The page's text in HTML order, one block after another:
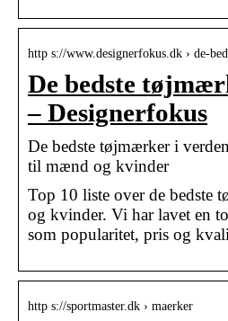
http s://www.designerfokus.dk › de-
De bedste
– Designerfokus
De bedste tøjmærker i
til mænd og kvinder
Top 10 liste over de bedste
og kvinder. Vi har lavet en
som popularitet, pris og
http s://sportmaster.dk › maerker